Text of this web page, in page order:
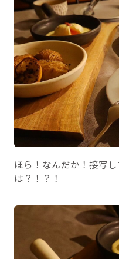
ほら！なんだか！接写
は？！？！